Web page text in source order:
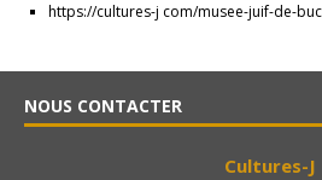
https://cultures-j com/musee-juif-de-
NOUS CONTACTER
Cultures-J